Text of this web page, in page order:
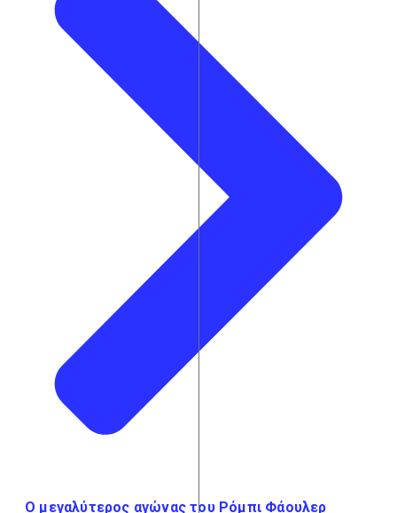
Ο μεγαλύτερος αγώνας του Ρόμπι Φάουλερ